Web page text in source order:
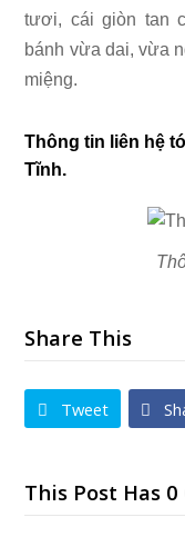
tươi, cái giòn tan
bánh vừa dai, vừa
miệng.
Thông tin liên hệ
Tĩnh.
Share This
Tweet
This Post Has